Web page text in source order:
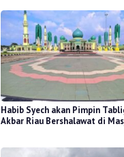
Habib Syech akan Pimpin
Akbar Riau Bershalawat di